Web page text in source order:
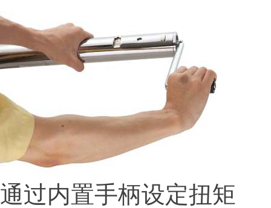
税务登记证
通过内置手柄设定扭矩